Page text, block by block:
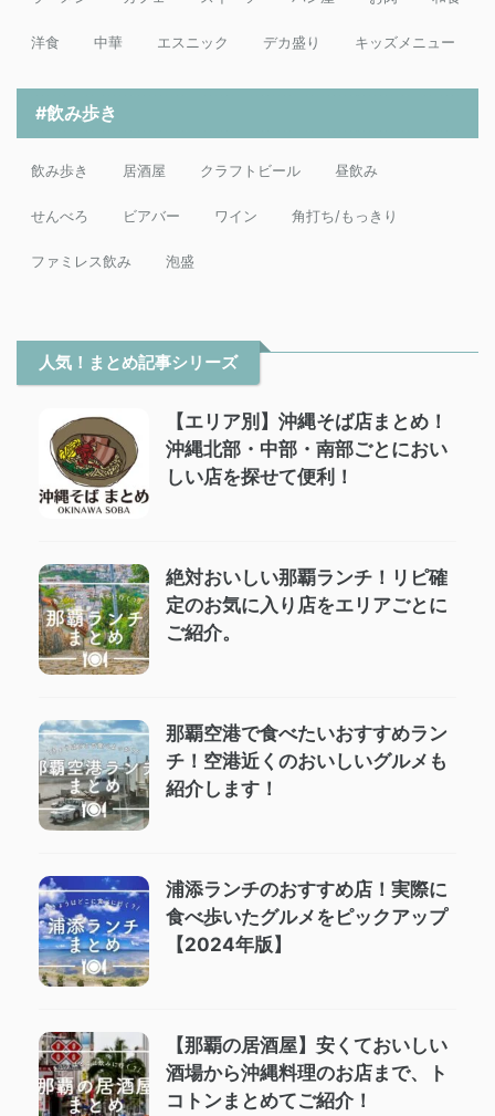
洋食 中華 エスニック デカ盛り キッズメニュー
#飲み歩き
飲み歩き 居酒屋 クラフトビール 昼飲み
せんべろ ビアバー ワイン 角打ち/もっきり
ファミレス飲み 泡盛
人気！まとめ記事シリーズ
【エリア別】沖縄そば店まとめ！
沖縄北部・中部・南部ごとにおい
しい店を探せて便利！
絶対おいしい那覇ランチ！リピ確
定のお気に入り店をエリアごとに
ご紹介。
那覇空港で食べたいおすすめラン
チ！空港近くのおいしいグルメも
紹介します！
浦添ランチのおすすめ店！実際に
食べ歩いたグルメをピックアップ
【2024年版】
【那覇の居酒屋】安くておいしい
酒場から沖縄料理のお店まで、ト
コトンまとめてご紹介！